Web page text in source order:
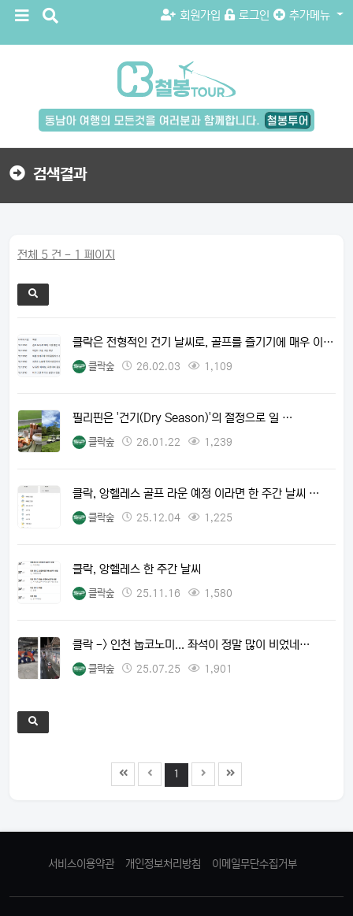
메
버
검
버
회원가입 로그인 추가메뉴
버
튼
검색결과
전체 5 건 - 1 페이지
클락은 전형적인 건기 날씨로, 골프를 즐기기에 매우 이…
클락숲 26.02.03 1,109
필리핀은 '건기(Dry Season)'의 절정으로 일 …
클락숲 26.01.22 1,239
클락, 앙헬레스 골프 라운 예정 이라면 한 주간 날씨 …
클락숲 25.12.04 1,225
클락, 앙헬레스 한 주간 날씨
클락숲 25.11.16 1,580
클락 -> 인천 눕코노미... 좌석이 정말 많이 비었네…
클락숲 25.07.25 1,901
1
서비스이용약관 개인정보처리방침 이메일무단수집거부